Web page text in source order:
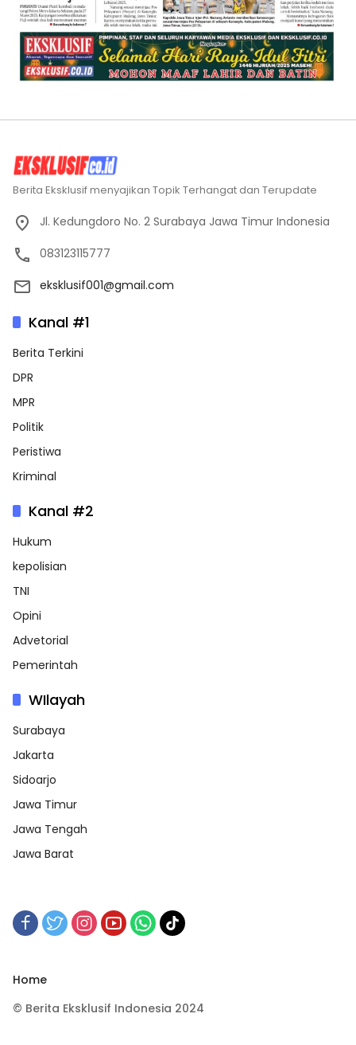
Berita Eksklusif menyajikan Topik Terhangat dan Terupdate
Jl. Kedungdoro No. 2 Surabaya Jawa Timur Indonesia
083123115777
eksklusif001@gmail.com
Kanal #1
Berita Terkini
DPR
MPR
Politik
Peristiwa
Kriminal
Kanal #2
Hukum
kepolisian
TNI
Opini
Advetorial
Pemerintah
WIlayah
Surabaya
Jakarta
Sidoarjo
Jawa Timur
Jawa Tengah
Jawa Barat
Home
© Berita Eksklusif Indonesia 2024